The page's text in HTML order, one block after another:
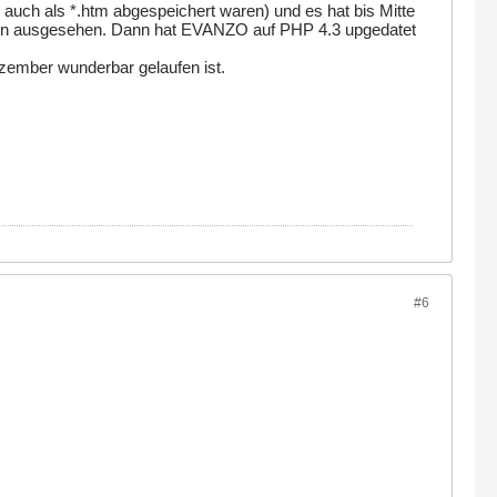
als *.htm abgespeichert waren) und es hat bis Mitte
ausgesehen. Dann hat EVANZO auf PHP 4.3 upgedatet
wunderbar gelaufen ist.
#6